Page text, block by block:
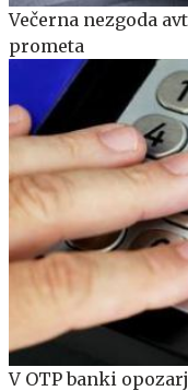
Večerna nezgoda
prometa
V OTP banki